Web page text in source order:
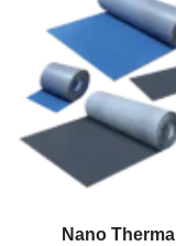
Nano Thermal